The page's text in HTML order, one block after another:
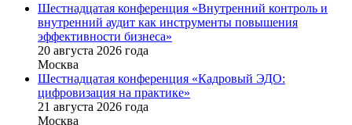
Шестнадцатая конференция «Внутренний контроль и
внутренний аудит как инструменты повышения
эффективности бизнеса»
20 августа 2026 года
Москва
Шестнадцатая конференция «Кадровый ЭДО:
цифровизация на практике»
21 августа 2026 года
Москва